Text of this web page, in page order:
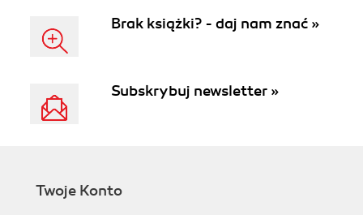
Brak książki? - daj nam znać »
Subskrybuj newsletter »
Twoje Konto